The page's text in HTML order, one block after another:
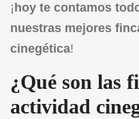
¡ hoy te contamos
nuestras mejores
cinegética!
¿Qué son las
actividad